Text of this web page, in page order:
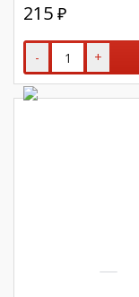
215 ₽
- +